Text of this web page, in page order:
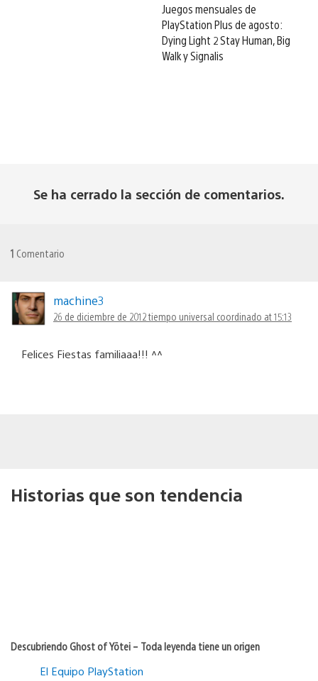
Juegos mensuales de
PlayStation Plus de agosto:
Dying Light 2 Stay Human, Big
Walk y Signalis
Se ha cerrado la sección de comentarios.
1 Comentario
machine3
26 de diciembre de 2012 tiempo universal coordinado at 15:13
Felices Fiestas familiaaa!!! ^^
Historias que son tendencia
Descubriendo Ghost of Yōtei – Toda leyenda tiene un origen
El Equipo PlayStation